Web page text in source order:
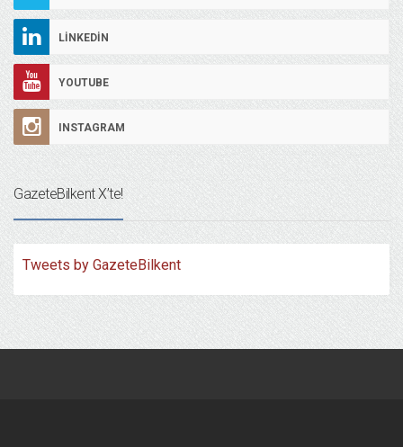
LINKEDIN
YOUTUBE
INSTAGRAM
GazeteBilkent X’te!
Tweets by GazeteBilkent